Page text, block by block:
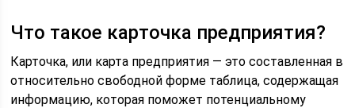
Что такое карточка предприятия?
Карточка, или карта предприятия — это составленная в
относительно свободной форме таблица, содержащая
информацию, которая поможет потенциальному